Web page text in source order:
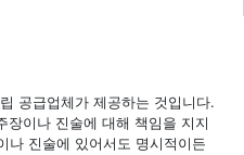
공급업체가 제공하는 것입니다.
이나 진술에 대해 책임을 지지
나 진술에 있어서도 명시적이든